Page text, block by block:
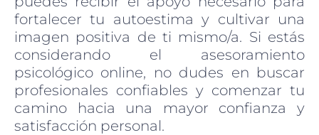
fortalecer tu autoestima y cultivar una
imagen positiva de ti mismo/a. Si estás
considerando el asesoramiento
psicológico online, no dudes en buscar
profesionales confiables y comenzar tu
camino hacia una mayor confianza y
satisfacción personal.